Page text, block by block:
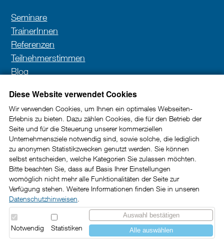
Diese Website verwendet Cookies
Wir verwenden Cookies, um Ihnen ein optimales Webseiten-
Erlebnis zu bieten. Dazu zählen Cookies, die für den Betrieb der
Seite und für die Steuerung unserer kommerziellen
Unternehmensziele notwendig sind, sowie solche, die lediglich
zu anonymen Statistikzwecken genutzt werden. Sie können
selbst entscheiden, welche Kategorien Sie zulassen möchten.
Bitte beachten Sie, dass auf Basis Ihrer Einstellungen
womöglich nicht mehr alle Funktionalitäten der Seite zur
Verfügung stehen. Weitere Informationen finden Sie in unseren
Datenschutzhinweisen
Notwendig Statistiken
Auswahl bestätigen
Alle auswählen
Seminare
TrainerInnen
Referenzen
Teilnehmerstimmen
Blog
Newsletter
In unserem Newsletter erhalten Sie wertvolle Impulse
und Tipps rund um die Kundenkommunikation im
B2B-Bereich.